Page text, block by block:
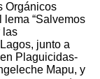
Orgánicos
“Salvemos
las
junto a
Plaguicidas-
Mapu, y